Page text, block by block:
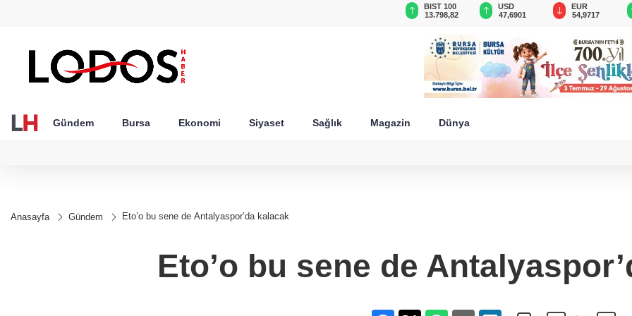
BIST 100
13.798,82
USD
47,6901
EUR
54,9717
Gündem Bursa Ekonomi Siyaset Sağlık Magazin Dünya
Anasayfa Gündem Eto’o bu sene de Antalyaspor’da kalacak
Eto’o bu sene de